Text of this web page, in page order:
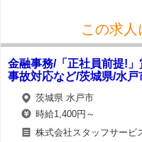
この求人
金融事務/「正社員前提!
事故対応など/茨城県/水戸
茨城県 水戸市
時給1,400円～
株式会社スタッフサービ